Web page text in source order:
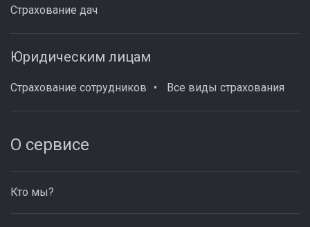
Страхование дач
Юридическим лицам
Страхование сотрудников Все виды страхования
О сервисе
Кто мы?